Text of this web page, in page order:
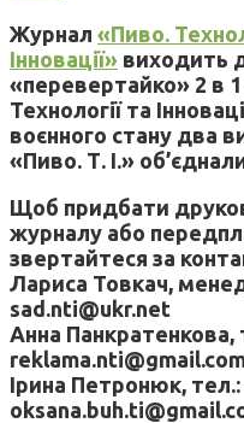
Журнал «Пиво.
Інновації» виходить
«перевертайко» 2 в
Технології та
воєнного стану два
«Пиво. Т. І.»
Щоб придбати
журналу або
звертайтеся за
Лариса Товкач,
sad.nti@ukr.net
Анна Панкратенкова,
Ірина Петронюк, тел.: